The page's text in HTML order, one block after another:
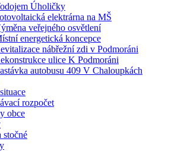
Úholičky
elektrárna na MŠ
veřejného osvětlení
energetická koncepce
nábřežní zdi v Podmoráni
ulice K Podmoráni
autobusu 409 V Chaloupkách
rozpočet
obce
stočné